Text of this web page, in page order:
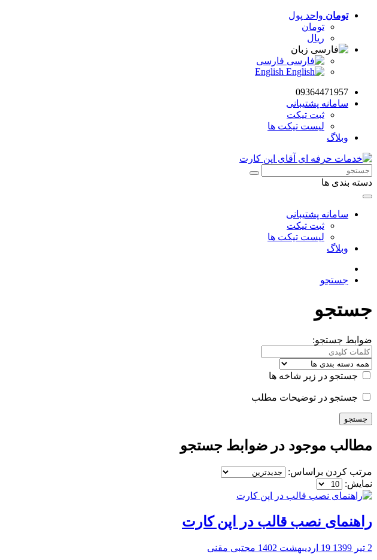
تومان واحد پول
تومان
ریال
زبان
فارسی
09364471957
سامانه پشتیبانی
ثبت تیکت
لیست تیکت ها
وبلاگ
دسته بندی ها
سامانه پشتیبانی
ثبت تیکت
لیست تیکت ها
وبلاگ
جستجو
جستجو
ضوابط جستجو:
جستجو در زیر شاخه ها
جستجو در توضیحات مطلب
مطالب موجود در ضوابط جستجو
مرتب کردن براساس:
نمایش:
راهنمای نصب قالب در اپن کارت
2 تیر 1399 19 اردیبهشت 1402 مجتبی مقنی